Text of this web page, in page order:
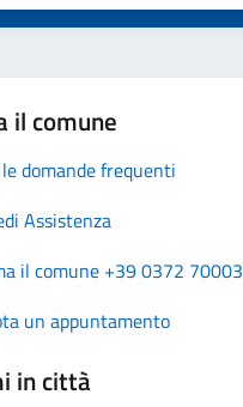
il comune
domande frequenti
Assistenza
il comune +39 0372 70003
un appuntamento
in città